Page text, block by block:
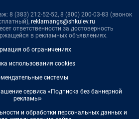
8 (383) 212-52-52, 8 (800) 200-03-83 (звонок
reklamangs@shkulev.ru
ответственности за достоверность
в рекламных объявлениях.
об ограничениях
использования cookies
системы
сервиса «Подписка без баннерной
рекламы»
и обработки персональных данных и